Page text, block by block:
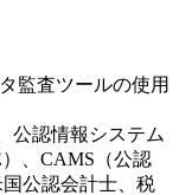
監査ツールの使用
公認情報システム
、CAMS（公認
公認会計士、税